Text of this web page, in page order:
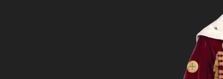
Explorează